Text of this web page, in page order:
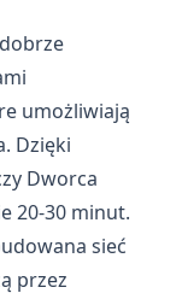
umożliwiają
Dzięki
Dworca
20-30 minut.
sieć
przez